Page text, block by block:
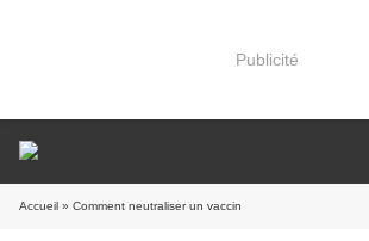
Publicité
Accueil » Comment neutraliser un vaccin